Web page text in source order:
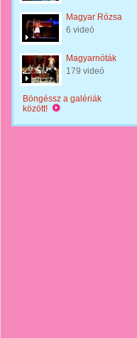
Magyar Rózsa
6 videó
Magyarnóták
179 videó
Böngéssz a galériák
között!